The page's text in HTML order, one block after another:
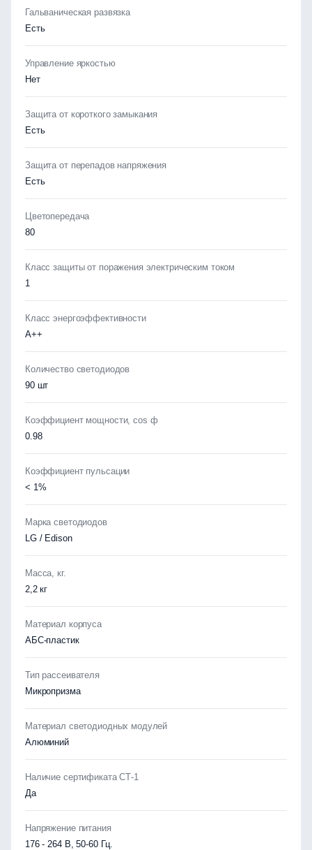
Гальваническая развязка
Есть
Управление яркостью
Нет
Защита от короткого замыкания
Есть
Защита от перепадов напряжения
Есть
Цветопередача
80
Класс защиты от поражения электрическим током
1
Класс энергоэффективности
А++
Количество светодиодов
90 шт
Коэффициент мощности, cos ф
0.98
Коэффициент пульсации
< 1%
Марка светодиодов
LG / Edison
Масса, кг.
2,2 кг
Материал корпуса
АБС-пластик
Тип рассеивателя
Микропризма
Материал светодиодных модулей
Алюминий
Наличие сертификата СТ-1
Да
Напряжение питания
176 - 264 В, 50-60 Гц.